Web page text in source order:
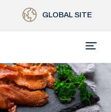
GLOBAL SITE